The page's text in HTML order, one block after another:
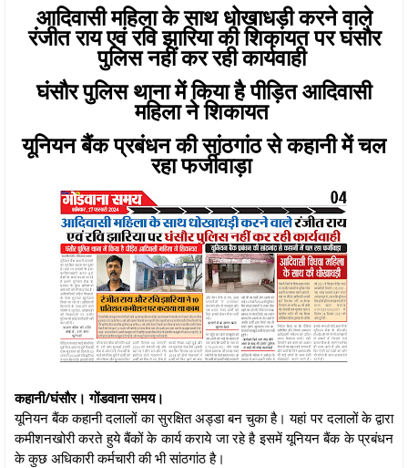
आदिवासी महिला के साथ धोखाधड़ी करने वाले
रंजीत राय एवं रवि झारिया की शिकायत पर घंसौर
पुलिस नहीं कर रही कार्यवाही
घंसौर पुलिस थाना में किया है पीड़ित आदिवासी
महिला ने शिकायत
यूनियन बैंक प्रबंधन की सांठगांठ से कहानी में चल
रहा फर्जीवाड़ा
कहानी/घंसौर। गोंडवाना समय।
यूनियन बैंक कहानी दलालों का सुरक्षित अड्डा बन चुका है। यहां पर दलालों के द्वारा
कमीशनखोरी करते हुये बैंकों के कार्य कराये जा रहे है इसमें यूनियन बैंक के प्रबंधन
के कुछ अधिकारी कर्मचारी की भी सांठगांठ है।